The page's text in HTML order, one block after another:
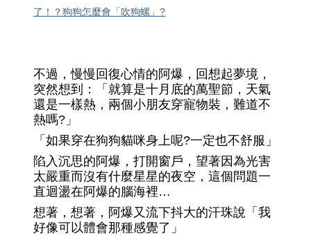
了！？狗狗怎麼會「吹狗螺」?
不過，慢慢回復心情的阿爆，回想起夢境，
突然想到：「就算是十月底的萬聖節，天氣
還是一樣熱，兩個小朋友穿寵物裝，難道不
熱嗎?」
「如果穿在狗狗貓咪身上呢?一定也不舒服」
陷入沉思的阿爆，打開窗戶，望著因為光害
太嚴重而沒有什麼星星的夜空，這個問題一
直迴盪在阿爆的腦海裡…
想著，想著，阿爆又流下抖大的汗珠說「我
好像可以體會那種感覺了」